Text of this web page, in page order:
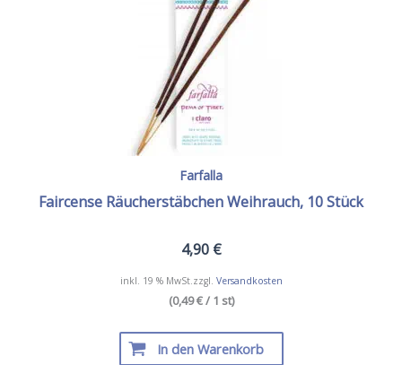
Farfalla
Faircense Räucherstäbchen Weihrauch, 10 Stück
4,90 €
inkl. 19 % MwSt. zzgl. Versandkosten
(0,49 € / 1 st)
In den Warenkorb